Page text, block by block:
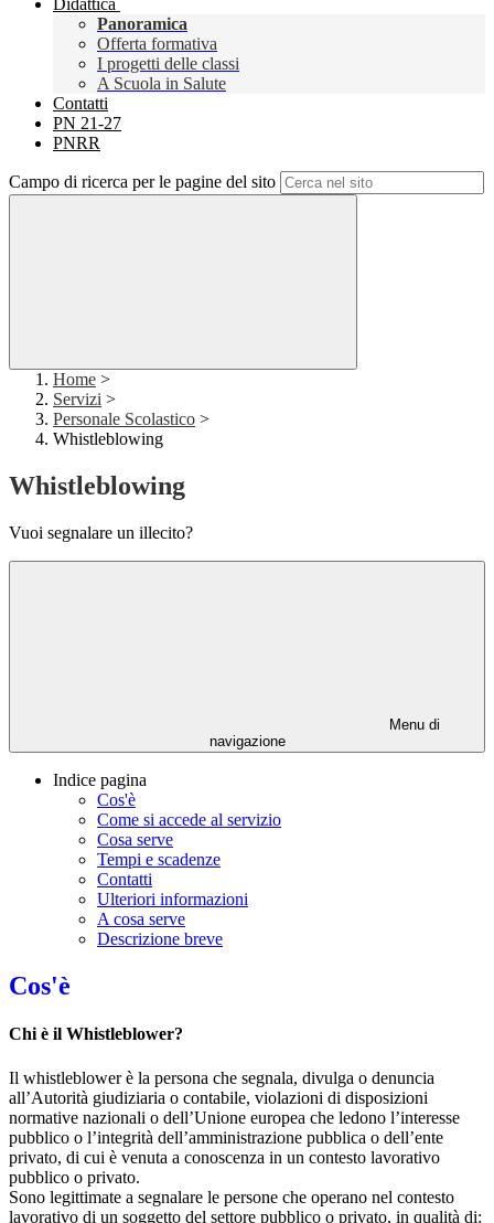
Didattica
Panoramica
Offerta formativa
I progetti delle classi
A Scuola in Salute
Contatti
PN 21-27
PNRR
Campo di ricerca per le pagine del sito
Home >
Servizi >
Personale Scolastico >
Whistleblowing
Whistleblowing
Vuoi segnalare un illecito?
Menu di
navigazione
Indice pagina
Cos'è
Come si accede al servizio
Cosa serve
Tempi e scadenze
Contatti
Ulteriori informazioni
A cosa serve
Descrizione breve
Cos'è
Chi è il Whistleblower?
Il whistleblower è la persona che segnala, divulga o denuncia
all’Autorità giudiziaria o contabile, violazioni di disposizioni
normative nazionali o dell’Unione europea che ledono l’interesse
pubblico o l’integrità dell’amministrazione pubblica o dell’ente
privato, di cui è venuta a conoscenza in un contesto lavorativo
pubblico o privato.
Sono legittimate a segnalare le persone che operano nel contesto
lavorativo di un soggetto del settore pubblico o privato, in qualità di: